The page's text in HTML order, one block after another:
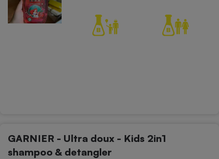
GARNIER - Ultra doux - Kids 2in1
shampoo & detangler